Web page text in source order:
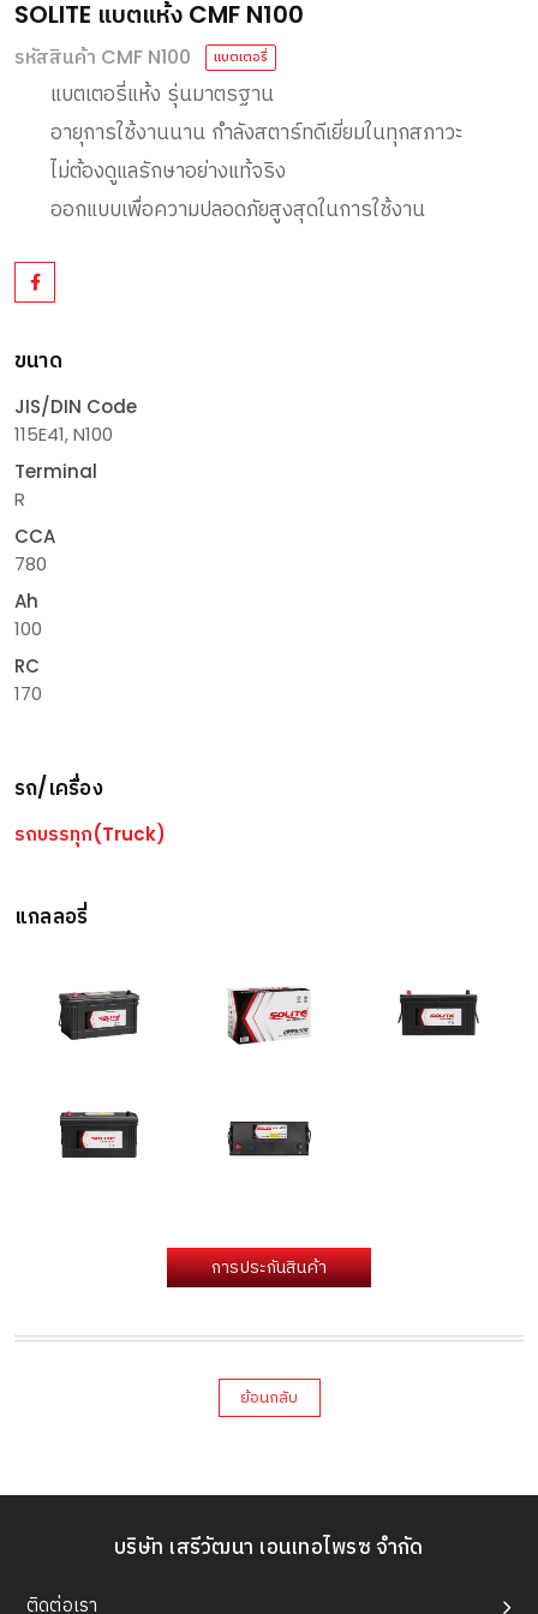
SOLITE แบตแห้ง CMF N100
รหัสสินค้า CMF N100 แบตเตอรี่
แบตเตอรี่แห้ง รุ่นมาตรฐาน
อายุการใช้งานนาน กำลังสตาร์ทดีเยี่ยมในทุกสภาวะ
ไม่ต้องดูแลรักษาอย่างแท้จริง
ออกแบบเพื่อความปลอดภัยสูงสุดในการใช้งาน
ขนาด
JIS/DIN Code
115E41, N100
Terminal
R
CCA
780
Ah
100
RC
170
รถ/เครื่อง
รถบรรทุก(Truck)
แกลลอรี่
การประกันสินค้า
ย้อนกลับ
บริษัท เสรีวัฒนา เอนเทอไพรซ จำกัด
ติดต่อเรา